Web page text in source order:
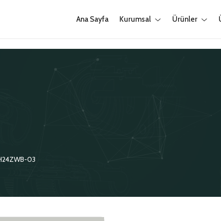
Ana Sayfa Kurumsal Ürünler
03